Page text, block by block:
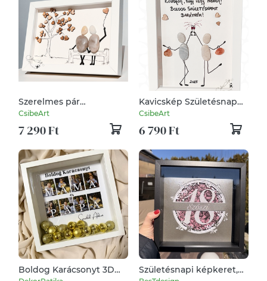
Szerelmes pár
romantikus kavicskép
CsibeArt
7 290 Ft
Kavicskép Születésnap
Névnap - idézettel,
CsibeArt
6 790 Ft
Boldog Karácsonyt 3D
Születésnapi képkeret,